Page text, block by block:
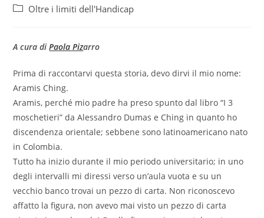
Oltre i limiti dell'Handicap
A cura diPaola Pizarro
Prima di raccontarvi questa storia, devo dirvi il mio nome:
Aramis Ching.
Aramis, perché mio padre ha preso spunto dal libro “I 3
moschetieri” da Alessandro Dumas e Ching in quanto ho
discendenza orientale; sebbene sono latinoamericano nato
in Colombia.
Tutto ha inizio durante il mio periodo universitario; in uno
degli intervalli mi diressi verso un’aula vuota e su un
vecchio banco trovai un pezzo di carta. Non riconoscevo
affatto la figura, non avevo mai visto un pezzo di carta